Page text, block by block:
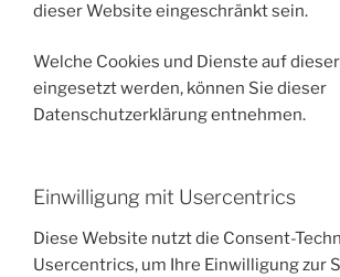
dieser Website eingeschränkt sein.
Welche Cookies und Dienste auf
eingesetzt werden, können Sie dieser
Datenschutzerklärung entnehmen.
Einwilligung mit Usercentrics
Diese Website nutzt die Consent-
Usercentrics, um Ihre Einwilligung zur